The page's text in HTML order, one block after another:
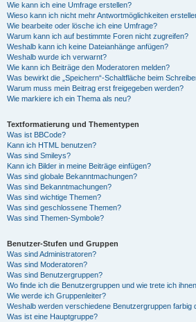
Wie kann ich eine Umfrage erstellen?
Wieso kann ich nicht mehr Antwortmöglichkeiten
Wie bearbeite oder lösche ich eine Umfrage?
Warum kann ich auf bestimmte Foren nicht zugreifen?
Weshalb kann ich keine Dateianhänge anfügen?
Weshalb wurde ich verwarnt?
Wie kann ich Beiträge den Moderatoren melden?
Was bewirkt die „Speichern“-Schaltfläche beim
Warum muss mein Beitrag erst freigegeben werden?
Wie markiere ich ein Thema als neu?
Textformatierung und Thementypen
Was ist BBCode?
Kann ich HTML benutzen?
Was sind Smileys?
Kann ich Bilder in meine Beiträge einfügen?
Was sind globale Bekanntmachungen?
Was sind Bekanntmachungen?
Was sind wichtige Themen?
Was sind geschlossene Themen?
Was sind Themen-Symbole?
Benutzer-Stufen und Gruppen
Was sind Administratoren?
Was sind Moderatoren?
Was sind Benutzergruppen?
Wo finde ich die Benutzergruppen und wie trete ich
Wie werde ich Gruppenleiter?
Weshalb werden verschiedene Benutzergruppen farbig
Was ist eine Hauptgruppe?